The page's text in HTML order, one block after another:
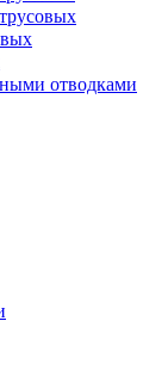
отводками